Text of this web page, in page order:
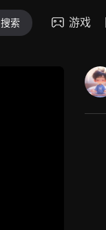
搜索 游戏